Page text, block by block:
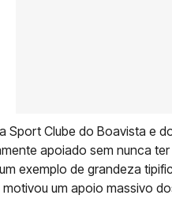
Sport Clube do Boavista e
apoiado sem nunca
exemplo de grandeza
um apoio massivo